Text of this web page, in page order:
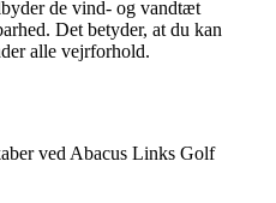
de vind- og vandtæt
Det betyder, at du kan
alle vejrforhold.
ved Abacus Links Golf